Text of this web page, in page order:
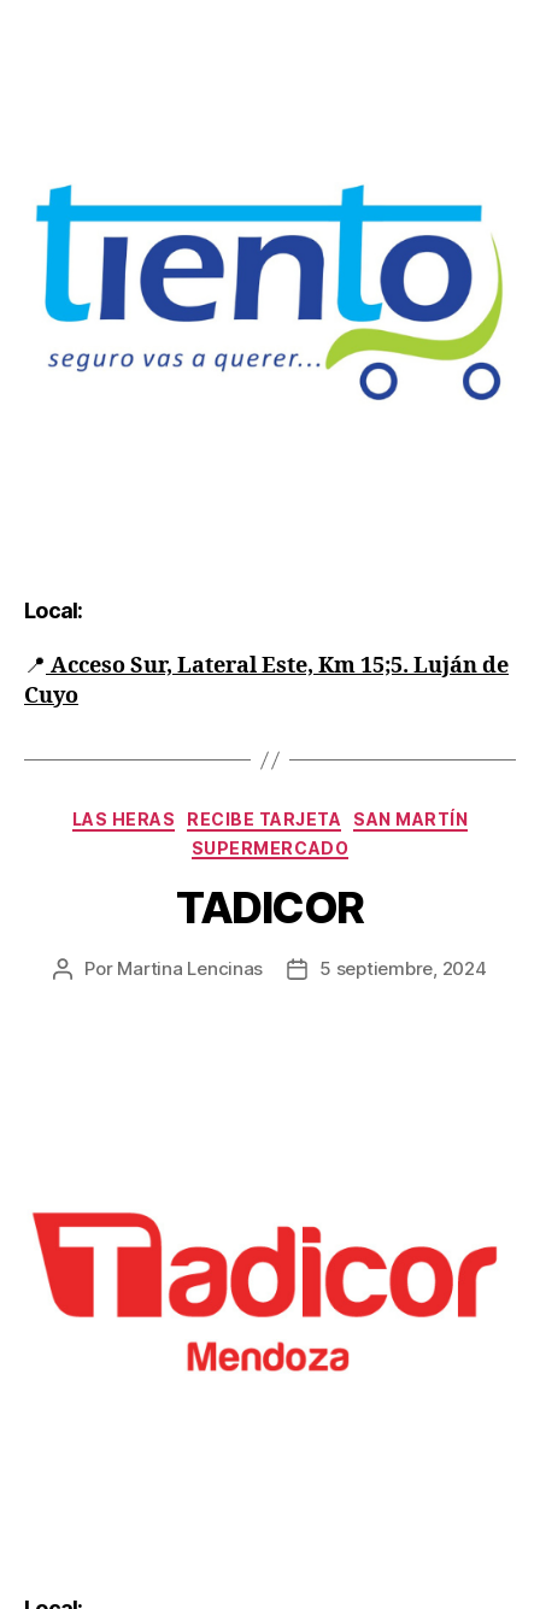
Local:
📍 Acceso Sur, Lateral Este, Km 15;5. Luján de
Cuyo
LAS HERAS RECIBE TARJETA
SAN MARTÍN
SUPERMERCADO
TADICOR
Por Martina Lencinas 5 septiembre, 2024